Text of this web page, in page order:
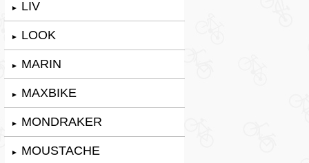
► LIV
► LOOK
► MARIN
► MAXBIKE
► MONDRAKER
► MOUSTACHE